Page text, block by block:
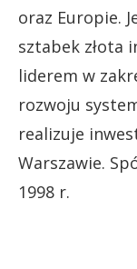
oraz Europie.
sztabek złota
liderem w
rozwoju
realizuje
Warszawie.
1998 r.